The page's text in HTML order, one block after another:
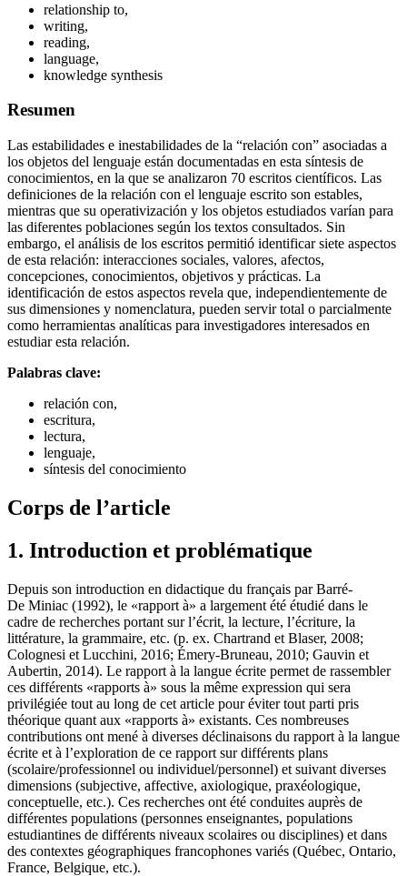
relationship to,
writing,
reading,
language,
knowledge synthesis
Resumen
Las estabilidades e inestabilidades de la “relación con” asociadas a
los objetos del lenguaje están documentadas en esta síntesis de
conocimientos, en la que se analizaron 70 escritos científicos. Las
definiciones de la relación con el lenguaje escrito son estables,
mientras que su operativización y los objetos estudiados varían para
las diferentes poblaciones según los textos consultados. Sin
embargo, el análisis de los escritos permitió identificar siete aspectos
de esta relación: interacciones sociales, valores, afectos,
concepciones, conocimientos, objetivos y prácticas. La
identificación de estos aspectos revela que, independientemente de
sus dimensiones y nomenclatura, pueden servir total o parcialmente
como herramientas analíticas para investigadores interesados en
estudiar esta relación.
Palabras clave:
relación con,
escritura,
lectura,
lenguaje,
síntesis del conocimiento
Corps de l’article
1. Introduction et problématique
Depuis son introduction en didactique du français par Barré-
De Miniac (1992), le «rapport à» a largement été étudié dans le
cadre de recherches portant sur l’écrit, la lecture, l’écriture, la
littérature, la grammaire, etc. (p. ex. Chartrand et Blaser, 2008;
Colognesi et Lucchini, 2016; Émery-Bruneau, 2010; Gauvin et
Aubertin, 2014). Le rapport à la langue écrite permet de rassembler
ces différents «rapports à» sous la même expression qui sera
privilégiée tout au long de cet article pour éviter tout parti pris
théorique quant aux «rapports à» existants. Ces nombreuses
contributions ont mené à diverses déclinaisons du rapport à la langue
écrite et à l’exploration de ce rapport sur différents plans
(scolaire/professionnel ou individuel/personnel) et suivant diverses
dimensions (subjective, affective, axiologique, praxéologique,
conceptuelle, etc.). Ces recherches ont été conduites auprès de
différentes populations (personnes enseignantes, populations
estudiantines de différents niveaux scolaires ou disciplines) et dans
des contextes géographiques francophones variés (Québec, Ontario,
France, Belgique, etc.).